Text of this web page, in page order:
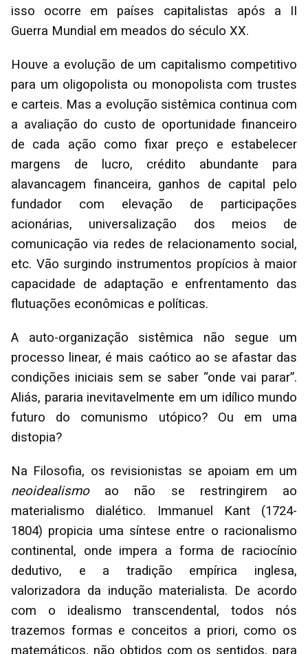
isso ocorre em países capitalistas após a II
Guerra Mundial em meados do século XX.
Houve a evolução de um capitalismo competitivo
para um oligopolista ou monopolista com trustes
e carteis. Mas a evolução sistêmica continua com
a avaliação do custo de oportunidade financeiro
de cada ação como fixar preço e estabelecer
margens de lucro, crédito abundante para
alavancagem financeira, ganhos de capital pelo
fundador com elevação de participações
acionárias, universalização dos meios de
comunicação via redes de relacionamento social,
etc. Vão surgindo instrumentos propícios à maior
capacidade de adaptação e enfrentamento das
flutuações econômicas e políticas.
A auto-organização sistêmica não segue um
processo linear, é mais caótico ao se afastar das
condições iniciais sem se saber “onde vai parar”.
Aliás, pararia inevitavelmente em um idílico mundo
futuro do comunismo utópico? Ou em uma
distopia?
Na Filosofia, os revisionistas se apoiam em um
neoidealismoao não se restringirem ao
materialismo dialético. Immanuel Kant (1724-
1804) propicia uma síntese entre o racionalismo
continental, onde impera a forma de raciocínio
dedutivo, e a tradição empírica inglesa,
valorizadora da indução materialista. De acordo
com o idealismo transcendental, todos nós
trazemos formas e conceitos a priori, como os
matemáticos, não obtidos com os sentidos, para